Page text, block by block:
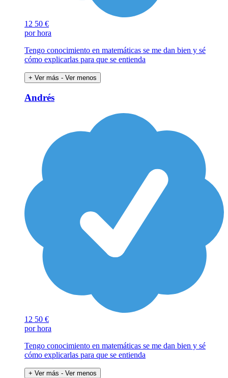
12 50 €
por hora
Tengo conocimiento en matemáticas se me dan bien y sé
cómo explicarlas para que se entienda
+ Ver más - Ver menos
Andrés
12 50 €
por hora
Tengo conocimiento en matemáticas se me dan bien y sé
cómo explicarlas para que se entienda
+ Ver más - Ver menos